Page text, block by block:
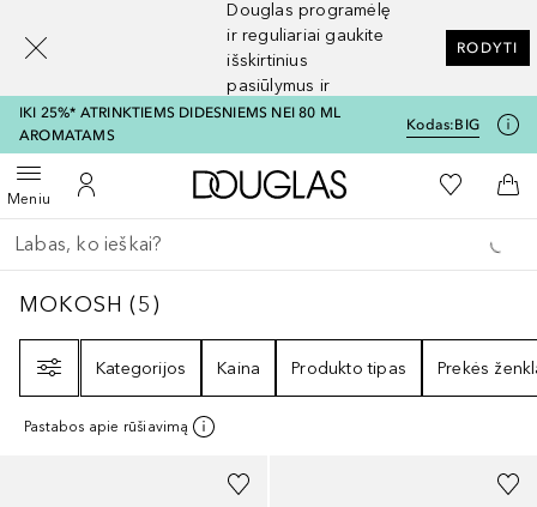
Douglas programėlę
ir reguliariai gaukite
išskirtinius
pasiūlymus ir
nuolaidas
RODYTI
IKI 25%* ATRINKTIEMS DIDESNIEMS NEI 80 ML
AROMATAMS
Kodas:BIG
MeniuAtidaryti meniuĮ mano paskyrą
Į Douglas pagrindinį
Į mano
Į
Grįžk atgal
Vykdykite paiešką
MOKOSH5
MOKOSH (5)
Kategorijos
Kaina Produkto tipas Prekės
Pastabos apie rūšiavimą
[navigation.slideout.screenreader]